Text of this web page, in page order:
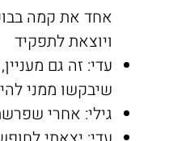
ויוצאת לתפקיד
עדי: זה גם
שיבקשו ממני
גילי: אחרי